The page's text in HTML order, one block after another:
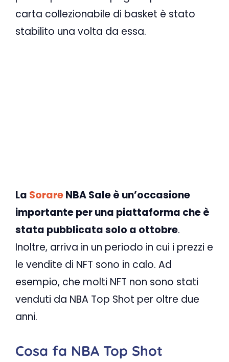
carta collezionabile di basket è stato
stabilito una volta da essa.
La SorareNBA Sale è un’occasione
importante per una piattaforma che è
stata pubblicata solo a ottobre.
Inoltre, arriva in un periodo in cui i prezzi e
le vendite di NFT sono in calo. Ad
esempio, che molti NFT non sono stati
venduti da NBA Top Shot per oltre due
anni.
Cosa fa NBA Top Shot